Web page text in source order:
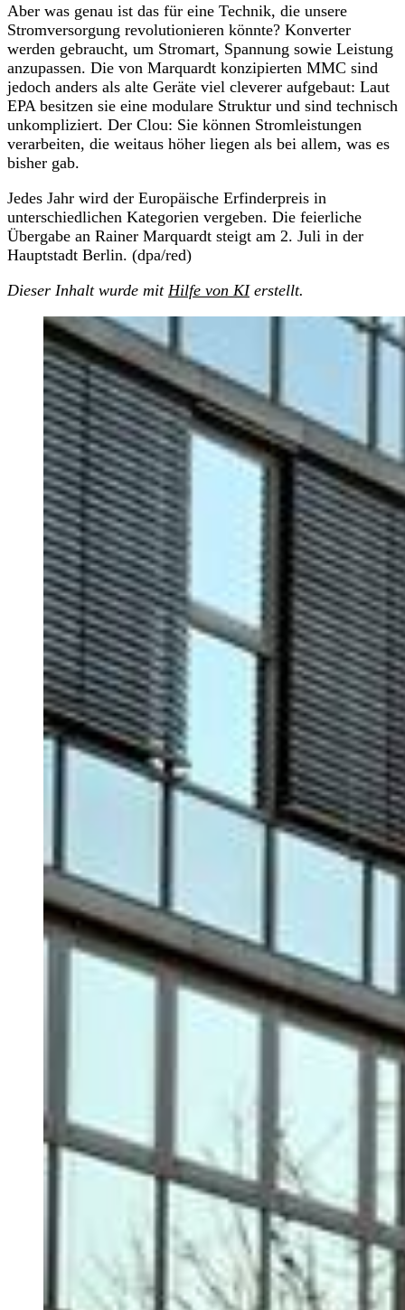
Aber was genau ist das für eine Technik, die unsere
Stromversorgung revolutionieren könnte? Konverter
werden gebraucht, um Stromart, Spannung sowie Leistung
anzupassen. Die von Marquardt konzipierten MMC sind
jedoch anders als alte Geräte viel cleverer aufgebaut: Laut
EPA besitzen sie eine modulare Struktur und sind technisch
unkompliziert. Der Clou: Sie können Stromleistungen
verarbeiten, die weitaus höher liegen als bei allem, was es
bisher gab.
Jedes Jahr wird der Europäische Erfinderpreis in
unterschiedlichen Kategorien vergeben. Die feierliche
Übergabe an Rainer Marquardt steigt am 2. Juli in der
Hauptstadt Berlin. (dpa/red)
Dieser Inhalt wurde mit Hilfe von KIerstellt.